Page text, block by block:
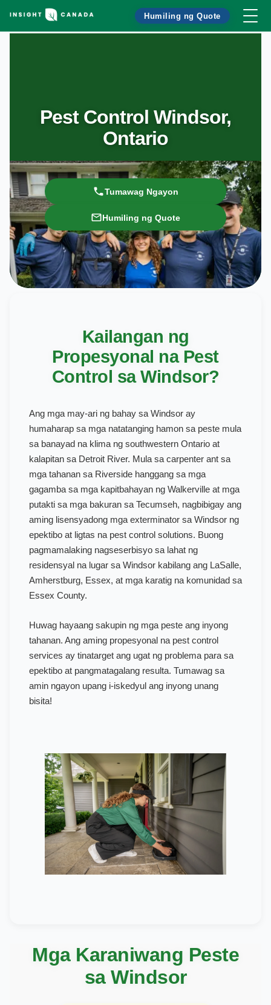
Humiling ng Quote
Pest Control Windsor,
Ontario
Tumawag Ngayon
Humiling ng Quote
Kailangan ng
Propesyonal na Pest
Control sa Windsor?
Ang mga may-ari ng bahay sa Windsor ay
humaharap sa mga natatanging hamon sa peste mula
sa banayad na klima ng southwestern Ontario at
kalapitan sa Detroit River. Mula sa carpenter ant sa
mga tahanan sa Riverside hanggang sa mga
gagamba sa mga kapitbahayan ng Walkerville at mga
putakti sa mga bakuran sa Tecumseh, nagbibigay ang
aming lisensyadong mga exterminator sa Windsor ng
epektibo at ligtas na pest control solutions. Buong
pagmamalaking nagseserbisyo sa lahat ng
residensyal na lugar sa Windsor kabilang ang LaSalle,
Amherstburg, Essex, at mga karatig na komunidad sa
Essex County.
Huwag hayaang sakupin ng mga peste ang inyong
tahanan. Ang aming propesyonal na pest control
services ay tinatarget ang ugat ng problema para sa
epektibo at pangmatagalang resulta. Tumawag sa
amin ngayon upang i-iskedyul ang inyong unang
bisita!
Mga Karaniwang Peste
sa Windsor